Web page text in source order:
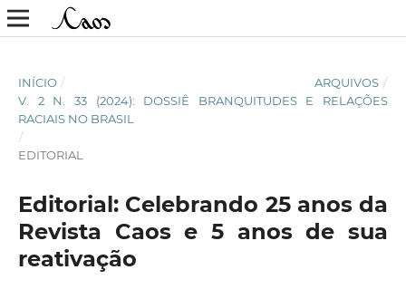
INÍCIO / ARQUIVOS /
V. 2 N. 33 (2024): DOSSIÊ BRANQUITUDES E RELAÇÕES
RACIAIS NO BRASIL
/
EDITORIAL
Editorial: Celebrando 25 anos da
Revista Caos e 5 anos de sua
reativação